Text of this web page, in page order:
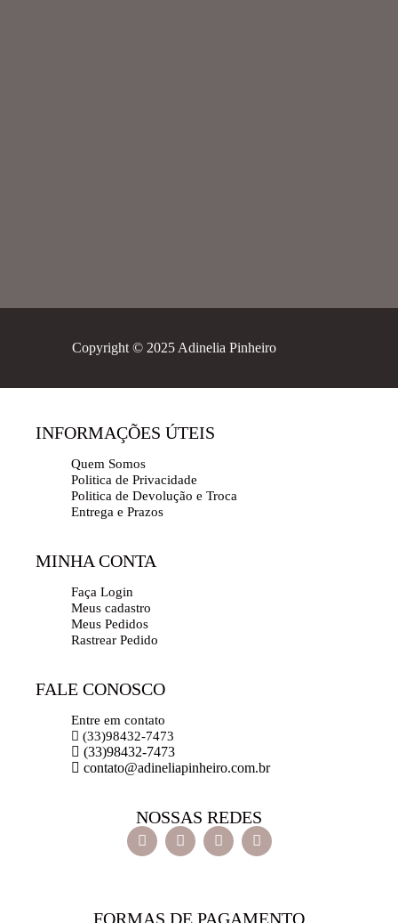
Copyright © 2025 Adinelia Pinheiro
INFORMAÇÕES ÚTEIS
Quem Somos
Politica de Privacidade
Politica de Devolução e Troca
Entrega e Prazos
MINHA CONTA
Faça Login
Meus cadastro
Meus Pedidos
Rastrear Pedido
FALE CONOSCO
Entre em contato
(33)98432-7473
(33)98432-7473
contato@adineliapinheiro.com.br
NOSSAS REDES
FORMAS DE PAGAMENTO